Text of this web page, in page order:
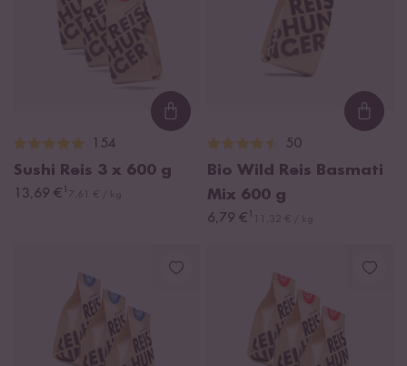
Loading...
154
Sushi Reis 3 x 600 g
13,69 € ¹
50
Bio Wild Reis Basmati
Mix 600 g
6,79 € ¹